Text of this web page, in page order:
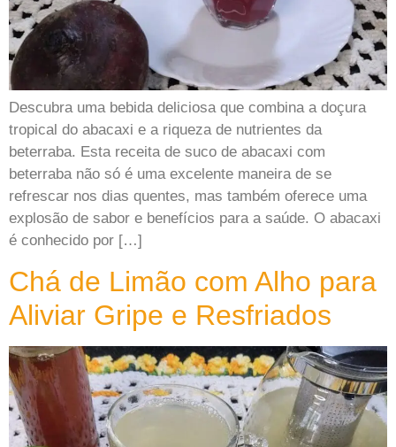
Descubra uma bebida deliciosa que combina a doçura
tropical do abacaxi e a riqueza de nutrientes da
beterraba. Esta receita de suco de abacaxi com
beterraba não só é uma excelente maneira de se
refrescar nos dias quentes, mas também oferece uma
explosão de sabor e benefícios para a saúde. O abacaxi
é conhecido por […]
Chá de Limão com Alho para
Aliviar Gripe e Resfriados